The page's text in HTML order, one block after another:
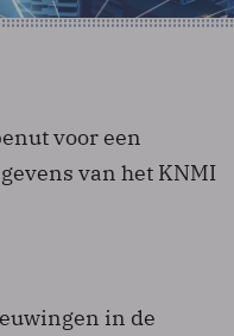
voor een
van het KNMI
in de